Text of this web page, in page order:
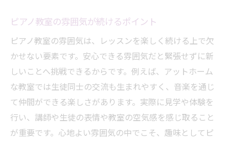
ピアノ教室の雰囲気が続けるポイント
ピアノ教室の雰囲気は、レッスンを楽しく続ける上で欠
かせない要素です。安心できる雰囲気だと緊張せずに新
しいことへ挑戦できるからです。例えば、アットホーム
な教室では生徒同士の交流も生まれやすく、音楽を通じ
て仲間ができる楽しさがあります。実際に見学や体験を
行い、講師や生徒の表情や教室の空気感を感じ取ること
が重要です。心地よい雰囲気の中でこそ、趣味としてピ